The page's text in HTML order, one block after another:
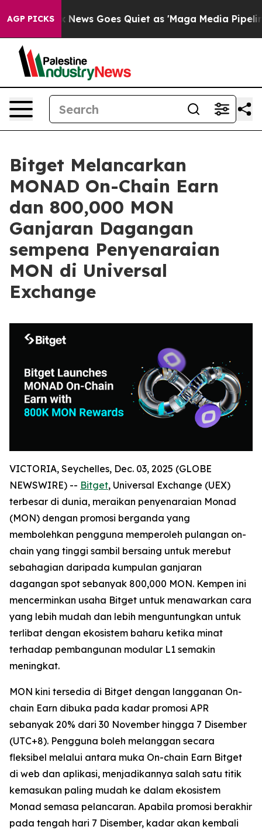
AGP PICKS
Fox News Goes Quiet as 'Maga Media Pipeline'
Bitget Melancarkan
MONAD On-Chain Earn
dan 800,000 MON
Ganjaran Dagangan
sempena Penyenaraian
MON di Universal
Exchange
VICTORIA, Seychelles, Dec. 03, 2025 (GLOBE
NEWSWIRE) -- Bitget, Universal Exchange (UEX)
terbesar di dunia, meraikan penyenaraian Monad
(MON) dengan promosi berganda yang
membolehkan pengguna memperoleh pulangan on-
chain yang tinggi sambil bersaing untuk merebut
sebahagian daripada kumpulan ganjaran
dagangan spot sebanyak 800,000 MON. Kempen ini
mencerminkan usaha Bitget untuk menawarkan cara
yang lebih mudah dan lebih menguntungkan untuk
terlibat dengan ekosistem baharu ketika minat
terhadap pembangunan modular L1 semakin
meningkat.
MON kini tersedia di Bitget dengan langganan On-
chain Earn dibuka pada kadar promosi APR
sebanyak 20% dari 30 November hingga 7 Disember
(UTC+8). Pengguna boleh melanggan secara
fleksibel melalui antara muka On-chain Earn Bitget
di web dan aplikasi, menjadikannya salah satu titik
kemasukan paling mudah ke dalam ekosistem
Monad semasa pelancaran. Apabila promosi berakhir
pada tengah hari 7 Disember, kadar akan kembali